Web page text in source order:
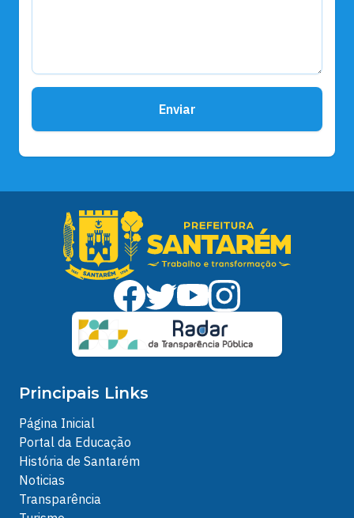
Enviar
Principais Links
Página Inicial
Portal da Educação
História de Santarém
Noticias
Transparência